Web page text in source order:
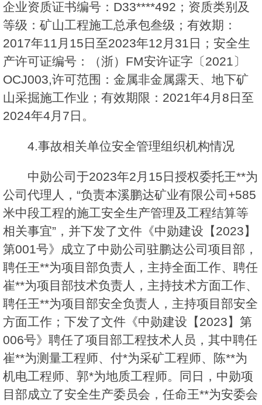
企业资质证书编号：D33****492；资质类别及
等级：矿山工程施工总承包叁级；有效期：
2017年11月15日至2023年12月31日；安全生
产许可证编号：（浙）FM安许证字〔2021〕
OCJ003,许可范围：金属非金属露天、地下矿
山采掘施工作业；有效期限：2021年4月8日至
2024年4月7日。
4.事故相关单位安全管理组织机构情况
中勋公司于2023年2月15日授权委托王**为
公司代理人，“负责本溪鹏达矿业有限公司+585
米中段工程的施工安全生产管理及工程结算等
相关事宜”，并下发了文件《中勋建设【2023】
第001号》成立了中勋公司驻鹏达公司项目部，
聘任王**为项目部负责人，主持全面工作、聘任
崔**为项目部技术负责人，主持技术方面工作、
聘任王**为项目部安全负责人，主持项目部安全
方面工作；下发了文件《中勋建设【2023】第
006号》聘任了项目部工程技术人员，其中聘任
崔**为测量工程师、付*为采矿工程师、陈**为
机电工程师、郭*为地质工程师。同日，中勋项
目部成立了安全生产委员会，任命王**为安委会